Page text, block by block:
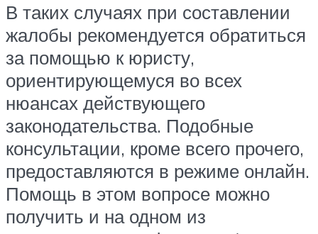
В таких случаях при составлении
жалобы рекомендуется обратиться
за помощью к юристу,
ориентирующемуся во всех
нюансах действующего
законодательства. Подобные
консультации, кроме всего прочего,
предоставляются в режиме онлайн.
Помощь в этом вопросе можно
получить и на одном из